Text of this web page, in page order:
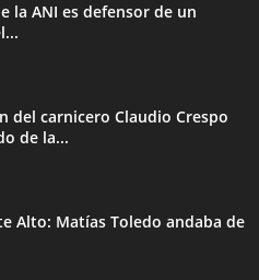
la ANI es defensor de un
del carnicero Claudio Crespo
de la...
Alto: Matías Toledo andaba de